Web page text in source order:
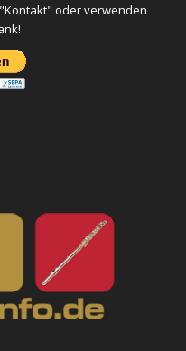
oder verwenden